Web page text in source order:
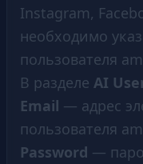
Instagram,
необходимо
пользователя
В разделе AI
Email — адрес
пользователя
Password —